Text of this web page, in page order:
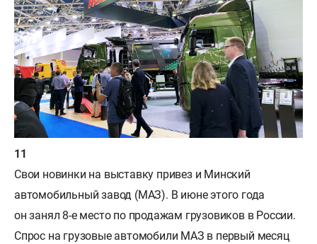
Свои новинки на выставку привез и Минский
автомобильный завод (МАЗ). В июне этого года
он занял 8-е место по продажам грузовиков в России.
Спрос на грузовые автомобили МАЗ в первый месяц